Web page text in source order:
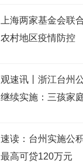
上海两家基金会联
农村地区疫情防控
观速讯丨浙江台州
继续实施：三孩家
速读：台州实施公
最高可贷120万元